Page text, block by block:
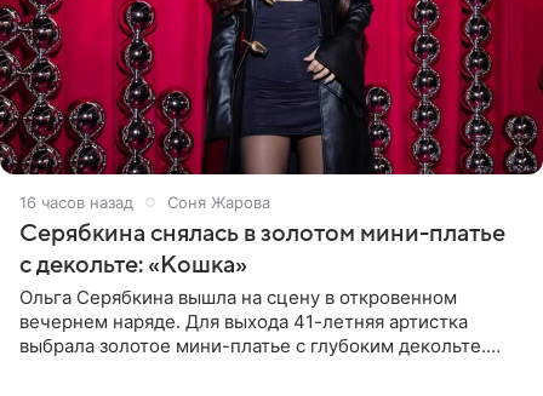
16 часов назад Соня Жарова
Серябкина снялась в золотом мини-платье
с декольте: «Кошка»
Ольга Серябкина вышла на сцену в откровенном
вечернем наряде. Для выхода 41-летняя артистка
выбрала золотое мини-платье с глубоким декольте.